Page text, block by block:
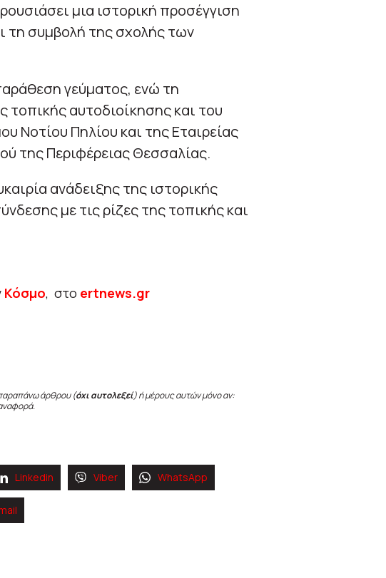
μια ιστορική προσέγγιση
τη συμβολή της σχολής των
γεύματος, ενώ τη
αυτοδιοίκησης και του
Νοτίου Πηλίου και της Εταιρείας
της Περιφέρειας Θεσσαλίας.
ανάδειξης της ιστορικής
με τις ρίζες της τοπικής και
Κόσμο, στο ertnews.gr
άρθρου (όχι αυτολεξεί) ή μέρους αυτών μόνο αν:
Linkedin Viber WhatsApp